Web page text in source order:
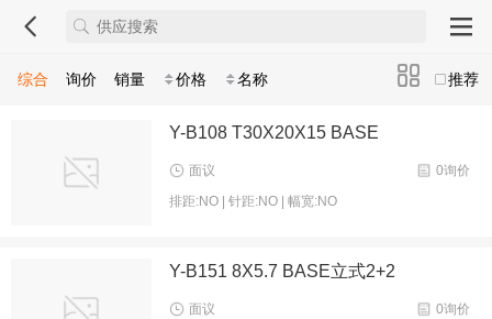
推荐
综合 询价 销量 价格 名称
Y-B108 T30X20X15 BASE
0询价
面议
排距:NO | 针距:NO | 幅宽:NO
Y-B151 8X5.7 BASE立式2+2
0询价
面议